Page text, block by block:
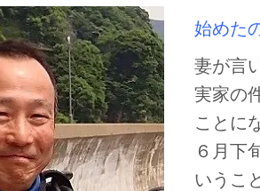
始めた
妻が言
実家の
ことに
６月下
いうこ